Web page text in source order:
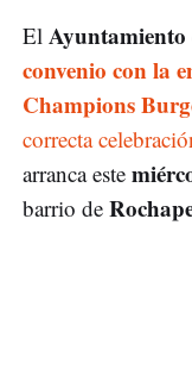
El
convenio con la
Champions
correcta
arranca este
barrio de